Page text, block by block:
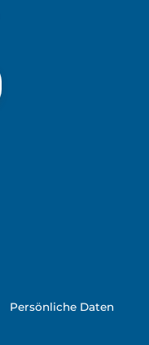
Persönliche Daten